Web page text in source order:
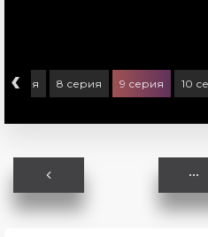
‹
серия 8 серия 9 серия 10